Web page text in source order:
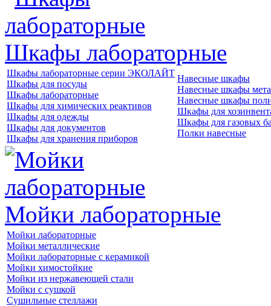
Шкафы лабораторные
Шкафы лабораторные серии ЭКОЛАЙТ
Шкафы для посуды
Шкафы лабораторные
Шкафы для химических реактивов
Шкафы для одежды
Шкафы для документов
Шкафы для хранения приборов
Навесные шкафы
Навесные шкафы
Навесные шкафы
Шкафы для
Шкафы для газовых
Полки навесные
Мойки лабораторные
Мойки лабораторные
Мойки металлические
Мойки лабораторные с керамикой
Мойки химостойкие
Мойки из нержавеющей стали
Мойки с сушкой
Сушильные стеллажи